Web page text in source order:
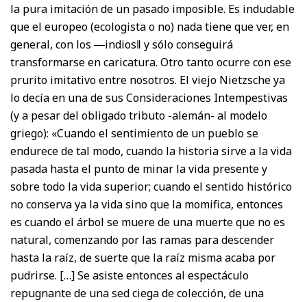
la pura imitación de un pasado imposible. Es indudable
que el europeo (ecologista o no) nada tiene que ver, en
general, con los ―indios‖ y sólo conseguirá
transformarse en caricatura. Otro tanto ocurre con ese
prurito imitativo entre nosotros. El viejo Nietzsche ya
lo decía en una de sus Consideraciones Intempestivas
(y a pesar del obligado tributo -alemán- al modelo
griego): «Cuando el sentimiento de un pueblo se
endurece de tal modo, cuando la historia sirve a la vida
pasada hasta el punto de minar la vida presente y
sobre todo la vida superior; cuando el sentido histórico
no conserva ya la vida sino que la momifica, entonces
es cuando el árbol se muere de una muerte que no es
natural, comenzando por las ramas para descender
hasta la raíz, de suerte que la raíz misma acaba por
pudrirse. […] Se asiste entonces al espectáculo
repugnante de una sed ciega de colección, de una